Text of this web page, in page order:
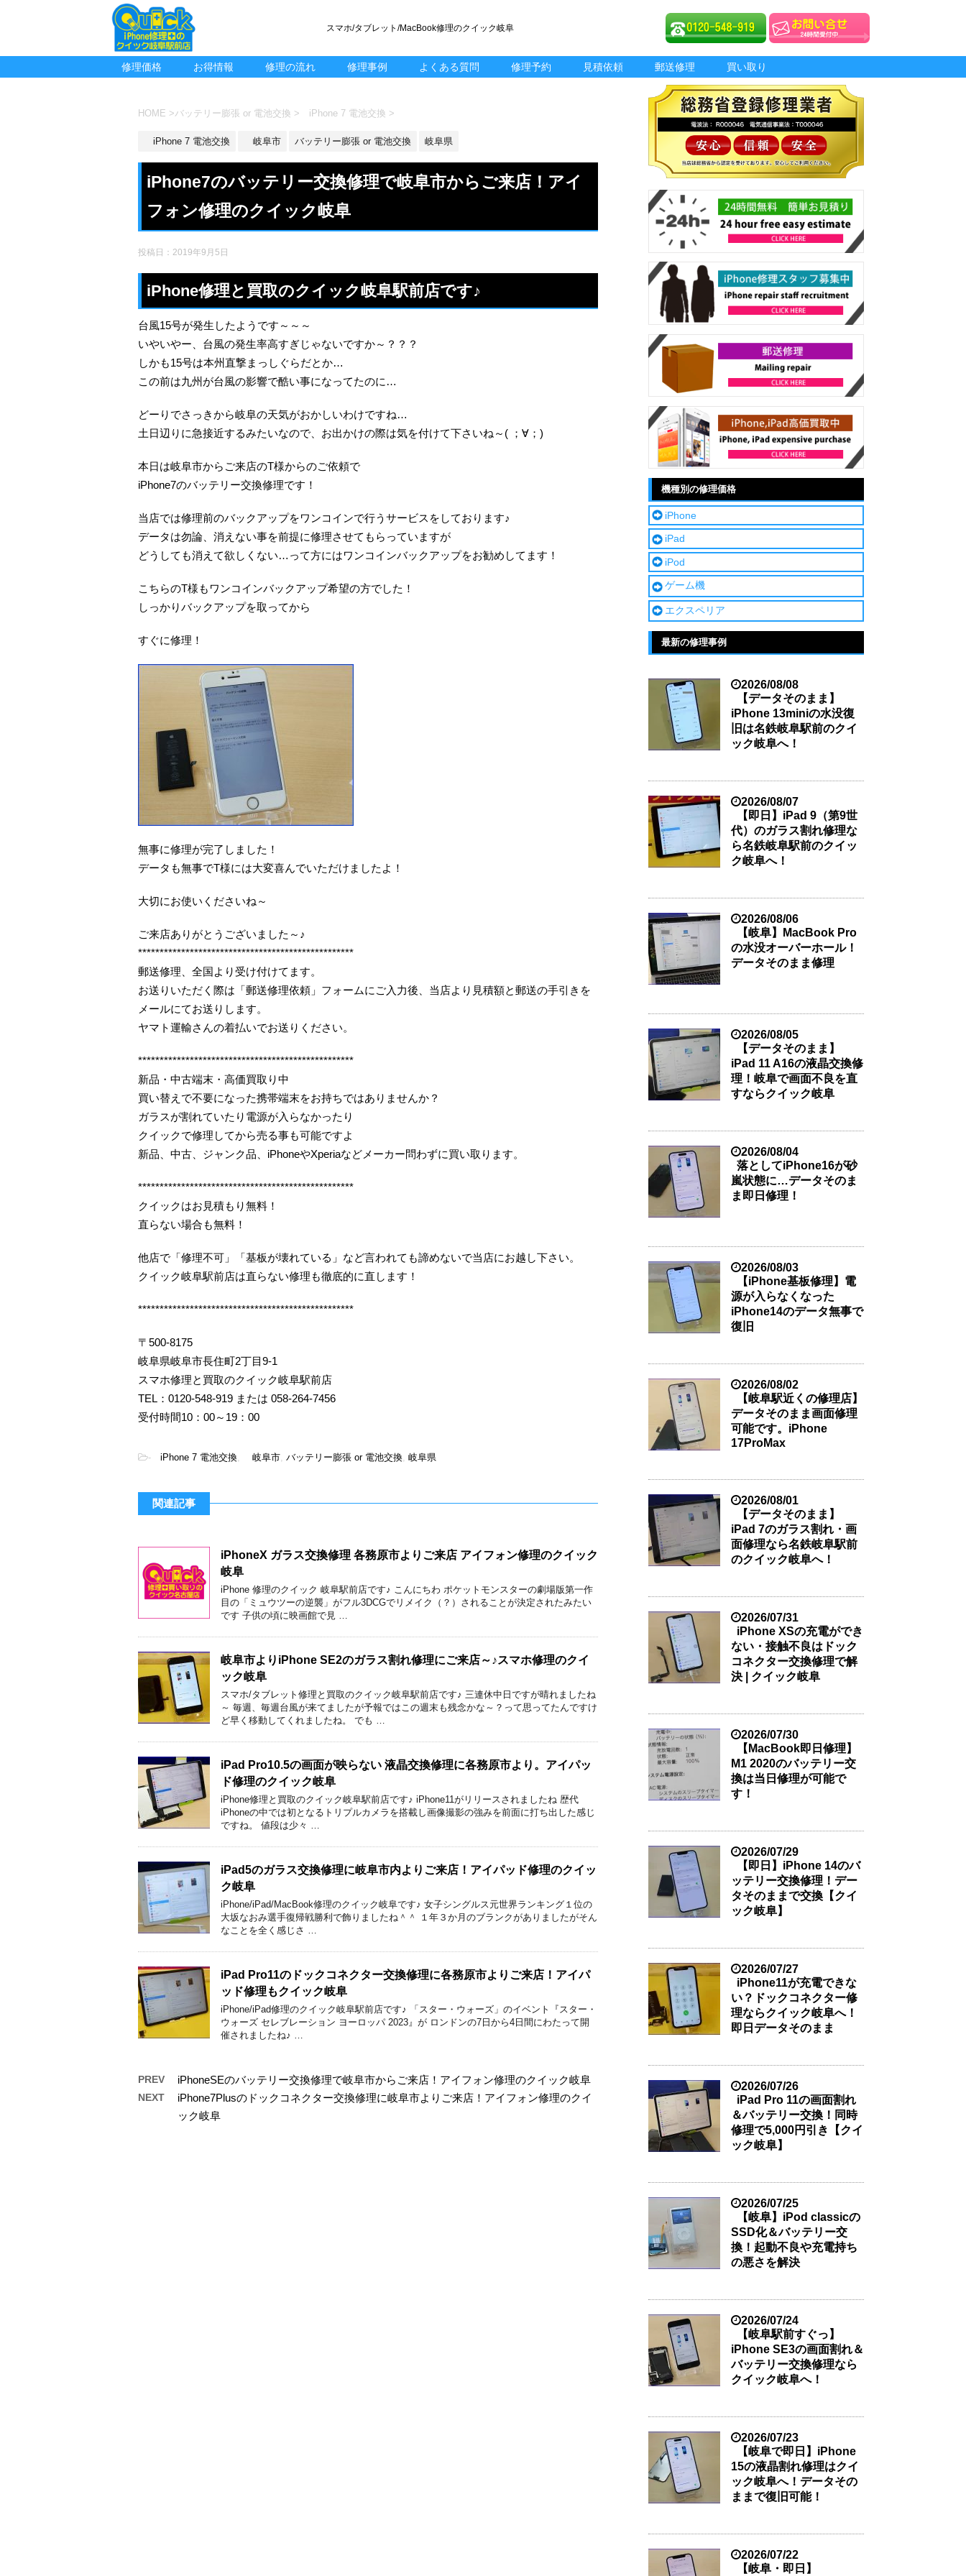
スマホ/タブレット/MacBook修理のクイック岐阜
修理価格 お得情報 修理の流れ 修理事例 よくある質問 修理予約 見積依頼 郵送修理 買い取り
HOME >バッテリー膨張 or 電池交換 > iPhone 7 電池交換 >
iPhone 7 電池交換 岐阜市 バッテリー膨張 or 電池交換 岐阜県
iPhone7のバッテリー交換修理で岐阜市からご来店！アイ
フォン修理のクイック岐阜
投稿日： 2019年9月5日
iPhone修理と買取のクイック岐阜駅前店です♪
台風15号が発生したようです～～～
いやいやー、台風の発生率高すぎじゃないですか～？？？
しかも15号は本州直撃まっしぐらだとか…
この前は九州が台風の影響で酷い事になってたのに…
どーりでさっきから岐阜の天気がおかしいわけですね…
土日辺りに急接近するみたいなので、お出かけの際は気を付けて下さいね～( ；∀；)
本日は岐阜市からご来店のT様からのご依頼で
iPhone7のバッテリー交換修理です！
当店では修理前のバックアップをワンコインで行うサービスをしております♪
データは勿論、消えない事を前提に修理させてもらっていますが
どうしても消えて欲しくない…って方にはワンコインバックアップをお勧めしてます！
こちらのT様もワンコインバックアップ希望の方でした！
しっかりバックアップを取ってから
すぐに修理！
無事に修理が完了しました！
データも無事でT様には大変喜んでいただけましたよ！
大切にお使いくださいね～
ご来店ありがとうございました～♪
**************************************************
郵送修理、全国より受け付けてます。
お送りいただく際は「郵送修理依頼」フォームにご入力後、当店より見積額と郵送の手引きを
メールにてお送りします。
ヤマト運輸さんの着払いでお送りください。
**************************************************
新品・中古端末・高価買取り中
買い替えで不要になった携帯端末をお持ちではありませんか？
ガラスが割れていたり電源が入らなかったり
クイックで修理してから売る事も可能ですよ
新品、中古、ジャンク品、iPhoneやXperiaなどメーカー問わずに買い取ります。
**************************************************
クイックはお見積もり無料！
直らない場合も無料！
他店で「修理不可」「基板が壊れている」など言われても諦めないで当店にお越し下さい。
クイック岐阜駅前店は直らない修理も徹底的に直します！
**************************************************
〒500-8175
岐阜県岐阜市長住町2丁目9-1
スマホ修理と買取のクイック岐阜駅前店
TEL：0120-548-919 または 058-264-7456
受付時間10：00～19：00
- iPhone 7 電池交換, 岐阜市, バッテリー膨張 or 電池交換, 岐阜県
関連記事
iPhoneX ガラス交換修理 各務原市よりご来店 アイフォン修理のクイック
岐阜
iPhone 修理のクイック 岐阜駅前店です♪ こんにちわ ポケットモンスターの劇場版第一作
目の「ミュウツーの逆襲」がフル3DCGでリメイク（？）されることが決定されたみたい
です 子供の頃に映画館で見 …
岐阜市よりiPhone SE2のガラス割れ修理にご来店～♪スマホ修理のクイ
ック岐阜
スマホ/タブレット修理と買取のクイック岐阜駅前店です♪ 三連休中日ですが晴れましたね
～ 毎週、毎週台風が来てましたが予報ではこの週末も残念かな～？って思ってたんですけ
ど早く移動してくれましたね。 でも …
iPad Pro10.5の画面が映らない 液晶交換修理に各務原市より。アイパッ
ド修理のクイック岐阜
iPhone修理と買取のクイック岐阜駅前店です♪ iPhone11がリリースされましたね 歴代
iPhoneの中では初となるトリプルカメラを搭載し画像撮影の強みを前面に打ち出した感じ
ですね。 値段は少々 …
iPad5のガラス交換修理に岐阜市内よりご来店！アイパッド修理のクイッ
ク岐阜
iPhone/iPad/MacBook修理のクイック岐阜です♪ 女子シングルス元世界ランキング１位の
大坂なおみ選手復帰戦勝利で飾りましたね＾＾ １年３か月のブランクがありましたがそん
なことを全く感じさ …
iPad Pro11のドックコネクター交換修理に各務原市よりご来店！アイパ
ッド修理もクイック岐阜
iPhone/iPad修理のクイック岐阜駅前店です♪ 「スター・ウォーズ」のイベント『スター・
ウォーズ セレブレーション ヨーロッパ 2023』が ロンドンの7日から4日間にわたって開
催されましたね♪ …
PREV iPhoneSEのバッテリー交換修理で岐阜市からご来店！アイフォン修理のクイック岐阜
NEXT
iPhone7Plusのドックコネクター交換修理に岐阜市よりご来店！アイフォン修理のクイ
ック岐阜
機種別の修理価格
iPhone
iPad
iPod
ゲーム機
エクスペリア
最新の修理事例
2026/08/08
【データそのまま】
iPhone 13miniの水没復
旧は名鉄岐阜駅前のクイ
ック岐阜へ！
2026/08/07
【即日】iPad 9（第9世
代）のガラス割れ修理な
ら名鉄岐阜駅前のクイッ
ク岐阜へ！
2026/08/06
【岐阜】MacBook Pro
の水没オーバーホール！
データそのまま修理
2026/08/05
【データそのまま】
iPad 11 A16の液晶交換修
理！岐阜で画面不良を直
すならクイック岐阜
2026/08/04
落としてiPhone16が砂
嵐状態に…データそのま
ま即日修理！
2026/08/03
【iPhone基板修理】電
源が入らなくなった
iPhone14のデータ無事で
復旧
2026/08/02
【岐阜駅近くの修理店】
データそのまま画面修理
可能です。iPhone
17ProMax
2026/08/01
【データそのまま】
iPad 7のガラス割れ・画
面修理なら名鉄岐阜駅前
のクイック岐阜へ！
2026/07/31
iPhone XSの充電ができ
ない・接触不良はドック
コネクター交換修理で解
決 | クイック岐阜
2026/07/30
【MacBook即日修理】
M1 2020のバッテリー交
換は当日修理が可能で
す！
2026/07/29
【即日】iPhone 14のバ
ッテリー交換修理！デー
タそのままで交換【クイ
ック岐阜】
2026/07/27
iPhone11が充電できな
い？ドックコネクター修
理ならクイック岐阜へ！
即日データそのまま
2026/07/26
iPad Pro 11の画面割れ
＆バッテリー交換！同時
修理で5,000円引き【クイ
ック岐阜】
2026/07/25
【岐阜】iPod classicの
SSD化＆バッテリー交
換！起動不良や充電持ち
の悪さを解決
2026/07/24
【岐阜駅前すぐっ】
iPhone SE3の画面割れ＆
バッテリー交換修理なら
クイック岐阜へ！
2026/07/23
【岐阜で即日】iPhone
15の液晶割れ修理はクイ
ック岐阜へ！データその
ままで復旧可能！
2026/07/22
【岐阜・即日】